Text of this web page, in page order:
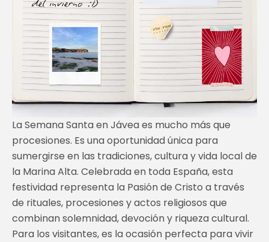
La Semana Santa en Jávea es mucho más que
procesiones. Es una oportunidad única para
sumergirse en las tradiciones, cultura y vida local de
la Marina Alta. Celebrada en toda España, esta
festividad representa la Pasión de Cristo a través
de rituales, procesiones y actos religiosos que
combinan solemnidad, devoción y riqueza cultural.
Para los visitantes, es la ocasión perfecta para vivir